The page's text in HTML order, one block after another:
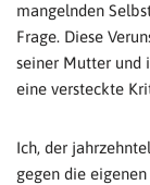
mangelnden
Frage. Diese
seiner Mutter und
eine versteckte
Ich, der
gegen die